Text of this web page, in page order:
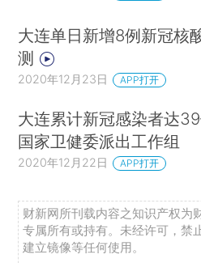
大连单日新增8例新冠核
测
2020年12月23日 APP打开
大连累计新冠感染者达
国家卫健委派出工作组
2020年12月22日 APP打开
财新网所刊载内容之知识产权为
专属所有或持有。未经许可，禁
建立镜像等任何使用。